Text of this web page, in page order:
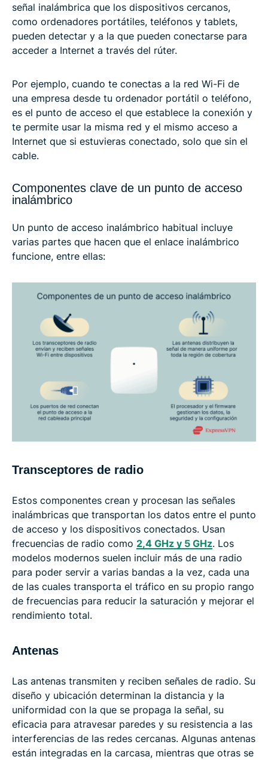
señal inalámbrica que los dispositivos cercanos,
como ordenadores portátiles, teléfonos y tablets,
pueden detectar y a la que pueden conectarse para
acceder a Internet a través del rúter.
Por ejemplo, cuando te conectas a la red Wi-Fi de
una empresa desde tu ordenador portátil o teléfono,
es el punto de acceso el que establece la conexión y
te permite usar la misma red y el mismo acceso a
Internet que si estuvieras conectado, solo que sin el
cable.
Componentes clave de un punto de acceso
inalámbrico
Un punto de acceso inalámbrico habitual incluye
varias partes que hacen que el enlace inalámbrico
funcione, entre ellas:
Transceptores de radio
Estos componentes crean y procesan las señales
inalámbricas que transportan los datos entre el punto
de acceso y los dispositivos conectados. Usan
frecuencias de radio como 2,4 GHz y 5 GHz. Los
modelos modernos suelen incluir más de una radio
para poder servir a varias bandas a la vez, cada una
de las cuales transporta el tráfico en su propio rango
de frecuencias para reducir la saturación y mejorar el
rendimiento total.
Antenas
Las antenas transmiten y reciben señales de radio. Su
diseño y ubicación determinan la distancia y la
uniformidad con la que se propaga la señal, su
eficacia para atravesar paredes y su resistencia a las
interferencias de las redes cercanas. Algunas antenas
están integradas en la carcasa, mientras que otras se